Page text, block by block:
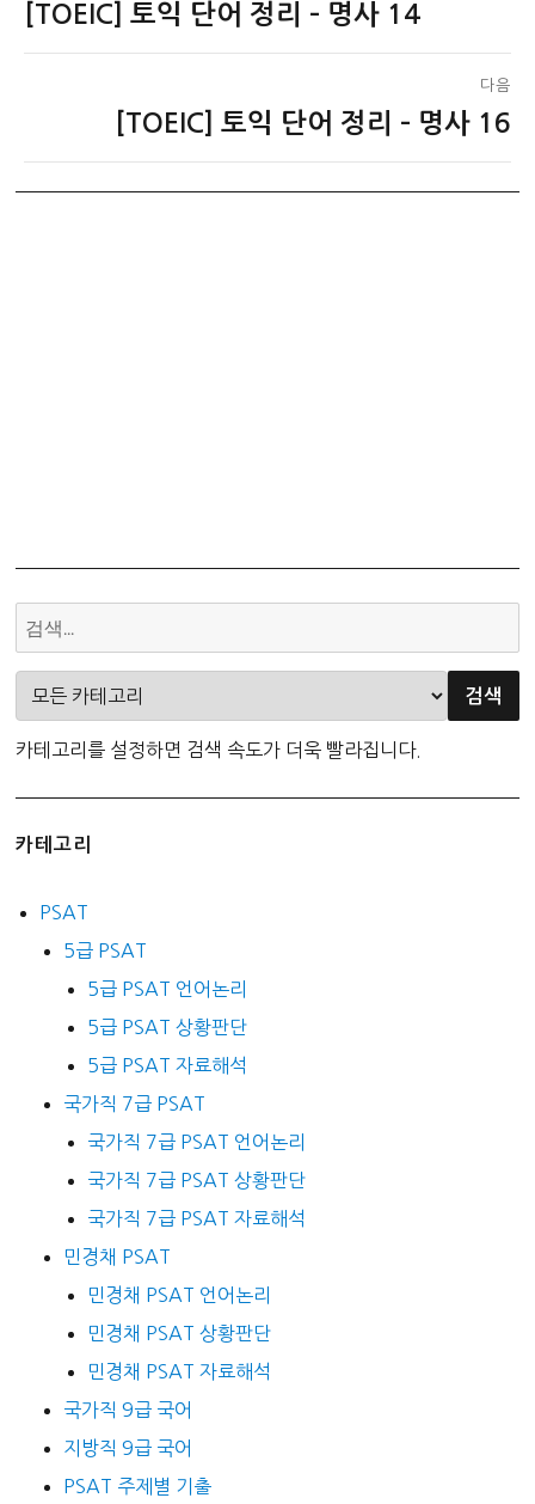
탐
이[TOEIC] 토익 단어 정리 – 명사 14
다음
글:
[TOEIC] 토익 단어 정리 – 명사 16
카테고리를 설정하면 검색 속도가 더욱 빨라집니다.
카테고리
PSAT
5급 PSAT
5급 PSAT 언어논리
5급 PSAT 상황판단
5급 PSAT 자료해석
국가직 7급 PSAT
국가직 7급 PSAT 언어논리
국가직 7급 PSAT 상황판단
국가직 7급 PSAT 자료해석
민경채 PSAT
민경채 PSAT 언어논리
민경채 PSAT 상황판단
민경채 PSAT 자료해석
국가직 9급 국어
지방직 9급 국어
PSAT 주제별 기출